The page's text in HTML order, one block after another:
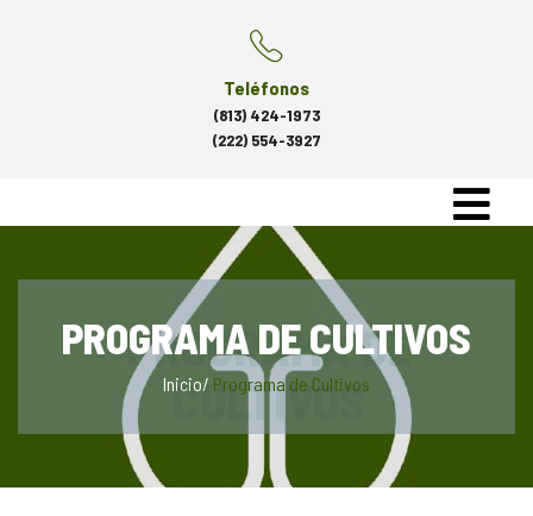
Teléfonos
(813) 424-1973
(222) 554-3927
PROGRAMA DE CULTIVOS
Inicio/ Programa de Cultivos